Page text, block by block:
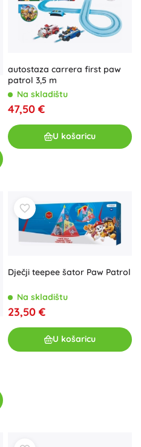
autostaza carrera first paw
patrol 3,5 m
Na skladištu
47,50 €
U košaricu
Dječji teepee šator Paw Patrol
Na skladištu
23,50 €
U košaricu